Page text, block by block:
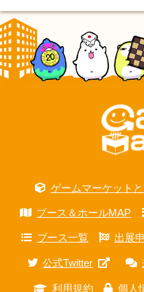
ゲームマーケット
ブース＆ホールMAP
ブース一覧 出展
公式Twitter
利用規約 個人